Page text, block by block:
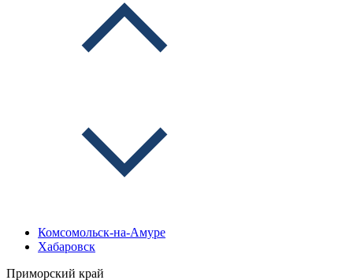
Комсомольск-на-Амуре
Хабаровск
Приморский край